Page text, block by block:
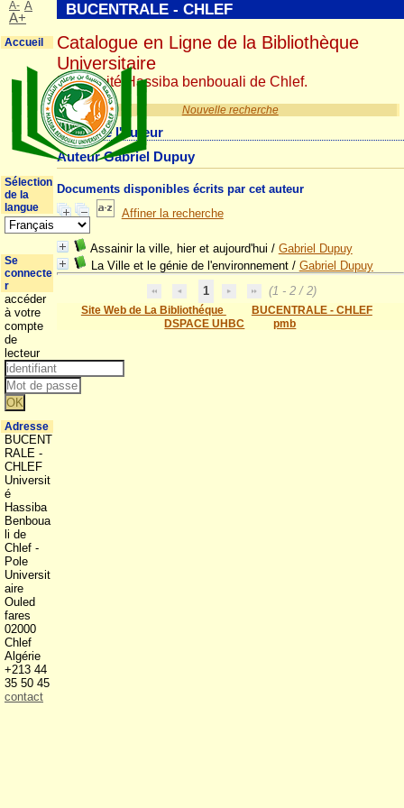
Nouvelle recherche
Détail de l'auteur
Auteur Gabriel Dupuy
Documents disponibles écrits par cet auteur
Affiner la recherche
Assainir la ville, hier et aujourd'hui / Gabriel Dupuy
La Ville et le génie de l'environnement/ Gabriel Dupuy
1
(1 - 2 / 2)
Site Web de La Bibliothéque
BUCENTRALE - CHLEF
DSPACE UHBC
pmb
BUCENTRALE - CHLEF
Catalogue en Ligne de la Bibliothèque
Universitaire
Université Hassiba benbouali de Chlef.
A- A
A+
Accueil
Sélection
de la
langue
Se
connecte
r
accéder
à votre
compte
de
lecteur
Adresse
BUCENT
RALE -
CHLEF
Universit
é
Hassiba
Benboua
li de
Chlef -
Pole
Universit
aire
Ouled
fares
02000
Chlef
Algérie
+213 44
35 50 45
contact